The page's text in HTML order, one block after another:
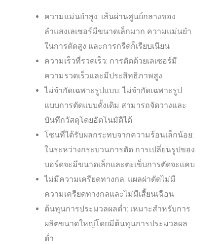
ความแม่นยำสูง: เส้นผ่านศูนย์กลางของ
ลำแสงเลเซอร์มีขนาดเล็กมาก ความแม่นยำ
ในการตัดสูง และการกรีดก็เรียบเนียน
ความเร็วที่รวดเร็ว: การตัดด้วยเลเซอร์มี
ความรวดเร็วและมีประสิทธิภาพสูง
ไม่จำกัดเฉพาะรูปแบบ: ไม่จำกัดเฉพาะรูป
แบบการตัดแบบดั้งเดิม สามารถจัดวางและ
บันทึกวัสดุโดยอัตโนมัติได้
โซนที่ได้รับผลกระทบจากความร้อนเล็กน้อย:
ในระหว่างกระบวนการตัด การเปลี่ยนรูปของ
บอร์ดจะมีขนาดเล็กและตะเข็บการตัดจะแคบ
ไม่มีความเครียดทางกล: แผลผ่าตัดไม่มี
ความเครียดทางกลและไม่มีเสี้ยนเฉือน
ต้นทุนการประมวลผลต่ำ: เหมาะสำหรับการ
ผลิตขนาดใหญ่โดยมีต้นทุนการประมวลผล
ต่ำ